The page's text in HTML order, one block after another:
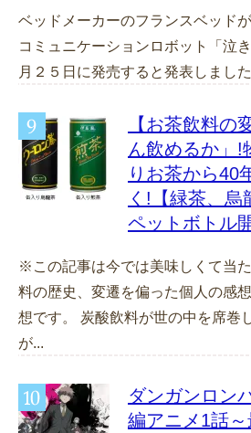
ベッドメーカーのフランスベッド
コミュニケーションロボット「泣
月２５日に発売すると発表しまし
【お茶飲料の
ん飲めるか」!
りお茶から40
く!【緑茶、烏
ペットボトル
※この記事は今では美味しくて当
料の歴史、変遷を偏った個人の感
想です。 炭酸飲料が世の中を席巻
が...
ダンガンロン
編アニメ1話